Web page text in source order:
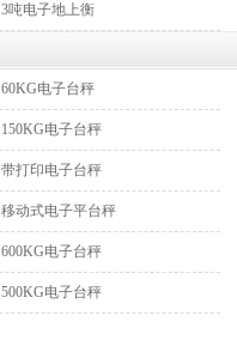
3吨电子地上衡
60KG电子台秤
150KG电子台秤
带打印电子台秤
移动式电子平台秤
600KG电子台秤
500KG电子台秤